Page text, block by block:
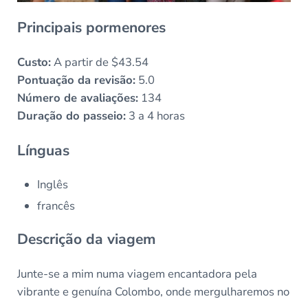
Principais pormenores
Custo:A partir de $43.54
Pontuação da revisão:5.0
Número de avaliações:134
Duração do passeio:3 a 4 horas
Línguas
Inglês
francês
Descrição da viagem
Junte-se a mim numa viagem encantadora pela
vibrante e genuína Colombo, onde mergulharemos no